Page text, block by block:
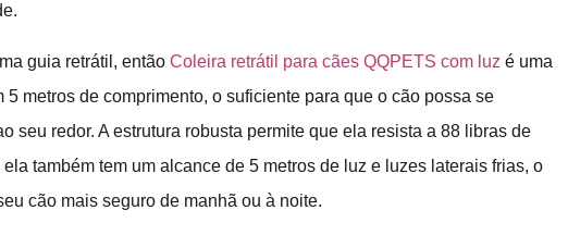
guia retrátil, entãoColeira retrátil para cães QQPETS com luz é uma
5 metros de comprimento, o suficiente para que o cão possa se
seu redor. A estrutura robusta permite que ela resista a 88 libras de
também tem um alcance de 5 metros de luz e luzes laterais frias, o
cão mais seguro de manhã ou à noite.